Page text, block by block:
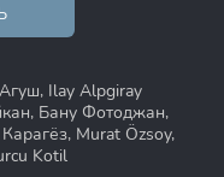
Ilay Alpgiray
Бану Фотоджан,
Murat Özsoy,
Kotil